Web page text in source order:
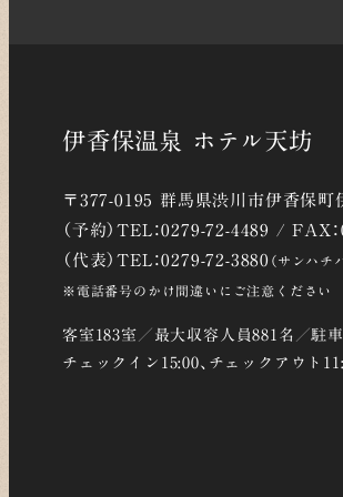
伊香保温泉 ホテル天坊
〒377-0195 群馬県渋川市伊香保町
（予約）TEL：0279-72-4489 / FAX
（代表）TEL：0279-72-3880 （サンハチ
※電話番号のかけ間違いにご注意ください
客室183室／最大収容人員881名／駐車
チェックイン15:00、チェックアウト